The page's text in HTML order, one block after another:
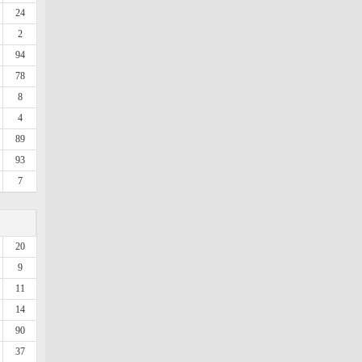
24
2
94
78
8
4
89
93
7
20
9
11
14
90
37